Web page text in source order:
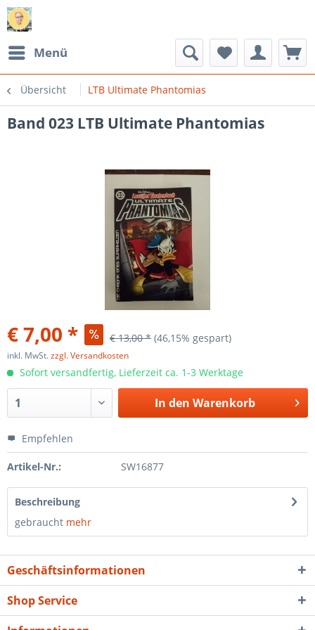
Menü
Übersicht LTB Ultimate Phantomias
Band 023 LTB Ultimate Phantomias
€ 7,00 * € 13,00 * (46,15% gespart)
inkl. MwSt.zzgl. Versandkosten
Sofort versandfertig, Lieferzeit ca. 1-3 Werktage
In den Warenkorb
Empfehlen
Artikel-Nr.: SW16877
Beschreibung
gebraucht mehr
Geschäftsinformationen
Shop Service